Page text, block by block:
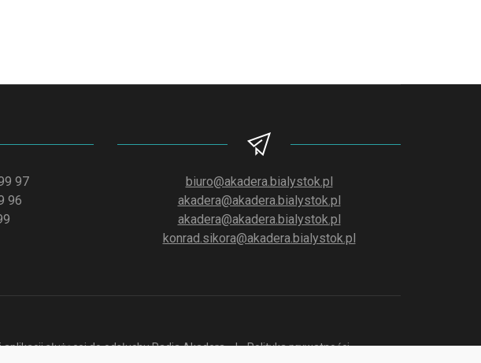
97
96
biuro@akadera.bialystok.pl
akadera@akadera.bialystok.pl
akadera@akadera.bialystok.pl
konrad.sikora@akadera.bialystok.pl
służącej do odsłuchu Radia Akadera Polityka prywatności